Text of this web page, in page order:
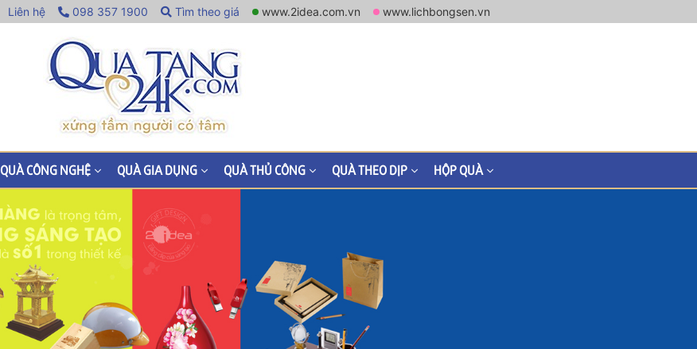
Liên hệ 098 357 1900 Tìm theo giá www.2idea.com.vn www.lichbongsen.vn
QUÀ CÔNG NGHỆ QUÀ GIA DỤNG QUÀ THỦ CÔNG QUÀ THEO DỊP HỘP QUÀ